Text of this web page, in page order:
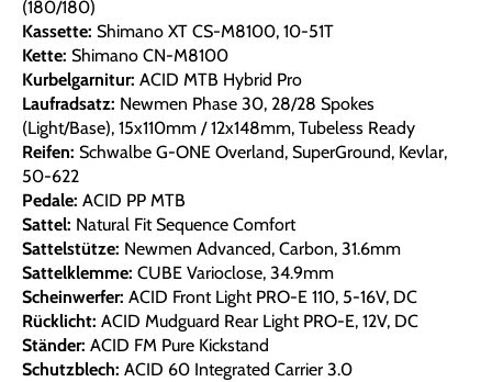
(180/180)
Kassette: Shimano XT CS-M8100, 10-51T
Kette: Shimano CN-M8100
Kurbelgarnitur: ACID MTB Hybrid Pro
Laufradsatz: Newmen Phase 30, 28/28 Spokes
(Light/Base), 15x110mm / 12x148mm, Tubeless Ready
Reifen: Schwalbe G-ONE Overland, SuperGround, Kevlar,
50-622
Pedale: ACID PP MTB
Sattel: Natural Fit Sequence Comfort
Sattelstütze: Newmen Advanced, Carbon, 31.6mm
Sattelklemme: CUBE Varioclose, 34.9mm
Scheinwerfer: ACID Front Light PRO-E 110, 5-16V, DC
Rücklicht: ACID Mudguard Rear Light PRO-E, 12V, DC
Ständer: ACID FM Pure Kickstand
Schutzblech: ACID 60 Integrated Carrier 3.0